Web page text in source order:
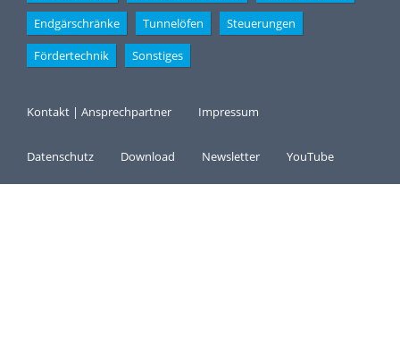
Endgärschränke
Tunnelöfen
Steuerungen
Fördertechnik
Sonstiges
Kontakt | Ansprechpartner Impressum
Datenschutz Download Newsletter YouTube